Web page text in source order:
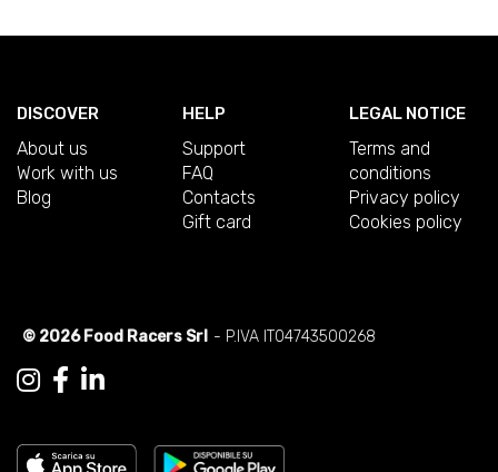
DISCOVER
About us
Work with us
Blog
HELP
Support
FAQ
Contacts
Gift card
LEGAL NOTICE
Terms and
conditions
Privacy policy
Cookies policy
© 2026 Food Racers Srl - P.IVA IT04743500268